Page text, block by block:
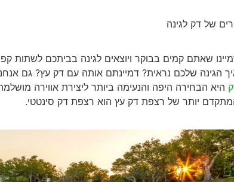
של דק לגינה
שאתם קמים בבוקר ויוצאים לגינה בביתכם לשתות
הגינה שלכם נראית? דמיינתם אותה עם דק עץ? גם
היא הבחירה היפה והנעימה ביותר ליצירת אווירה
יותר של רצפת דק עץ הוא רצפת דק סינטטי.